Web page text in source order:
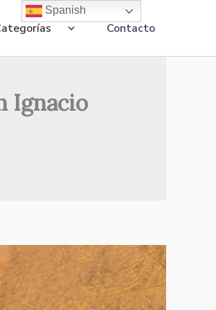
Contacto
Ignacio
Spanish